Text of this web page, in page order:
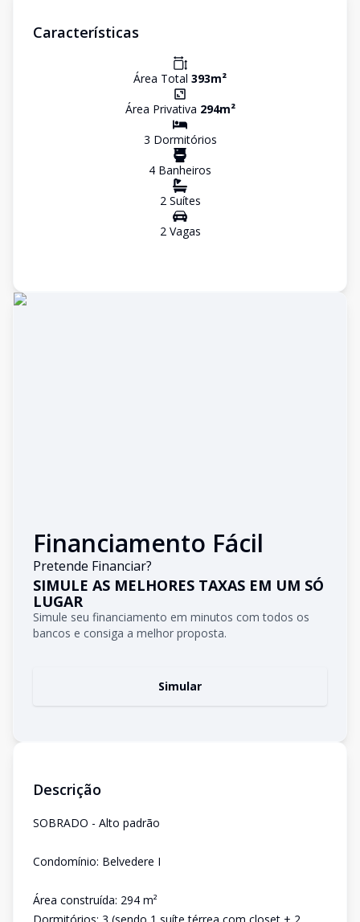
Características
Área Total 393m²
Área Privativa 294m²
3 Dormitórios
4 Banheiros
2Suítes
2Vagas
Financiamento Fácil
Pretende Financiar?
SIMULE AS MELHORES TAXAS EM UM SÓ
LUGAR
Simule seu financiamento em minutos com todos os
bancos e consiga a melhor proposta.
Simular
Descrição
SOBRADO - Alto padrão
Condomínio: Belvedere I
Área construída: 294 m²